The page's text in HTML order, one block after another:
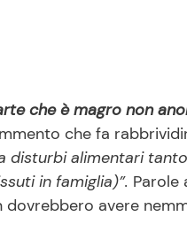
che è magro non
che fa
disturbi alimentari
in famiglia)”. Parole
avere